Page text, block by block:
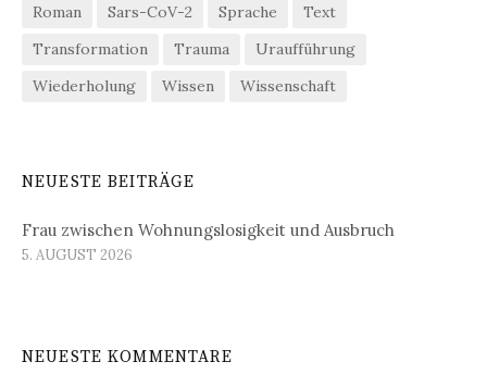
Roman
Sars-CoV-2 Sprache
Text
Transformation
Trauma
Uraufführung
Wiederholung
Wissen Wissenschaft
NEUESTE BEITRÄGE
Frau zwischen Wohnungslosigkeit und Ausbruch
5. AUGUST 2026
NEUESTE KOMMENTARE